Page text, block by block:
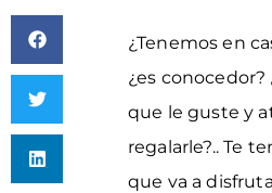
¿Tenemos en
¿es
que le guste y
regalarle?.. Te
que va a